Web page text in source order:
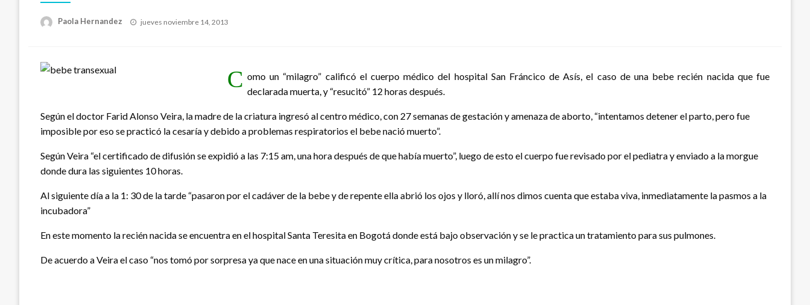
Paola Hernandez
Publicado
jueves noviembre 14, 2013
C omo un “milagro” calificó el cuerpo médico del hospital San Fráncico de Asís, el caso de una bebe recién nacida que fue
declarada muerta, y “resucitó” 12 horas después.
Según el doctor Farid Alonso Veira, la madre de la criatura ingresó al centro médico, con 27 semanas de gestación y amenaza de aborto, “intentamos detener el parto, pero fue
imposible por eso se practicó la cesaría y debido a problemas respiratorios el bebe nació muerto”.
Según Veira “el certificado de difusión se expidió a las 7:15 am, una hora después de que había muerto”, luego de esto el cuerpo fue revisado por el pediatra y enviado a la morgue
donde dura las siguientes 10 horas.
Al siguiente día a la 1: 30 de la tarde “pasaron por el cadáver de la bebe y de repente ella abrió los ojos y lloró, allí nos dimos cuenta que estaba viva, inmediatamente la pasmos a la
incubadora”
En este momento la recién nacida se encuentra en el hospital Santa Teresita en Bogotá donde está bajo observación y se le practica un tratamiento para sus pulmones.
De acuerdo a Veira el caso “nos tomó por sorpresa ya que nace en una situación muy crítica, para nosotros es un milagro”.